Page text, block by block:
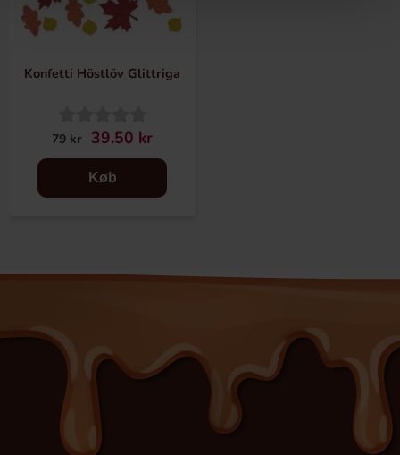
Konfetti Höstlöv Glittriga
79 kr 39.50 kr
Køb